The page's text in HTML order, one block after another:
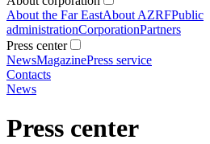
About the Far EastAbout AZRFPublic
administrationCorporationPartners
Press center
NewsMagazinePress service
Contacts
News
Press center